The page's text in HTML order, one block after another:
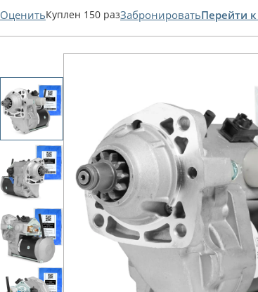
ОценитьКуплен 150 разЗабронироватьПерейти